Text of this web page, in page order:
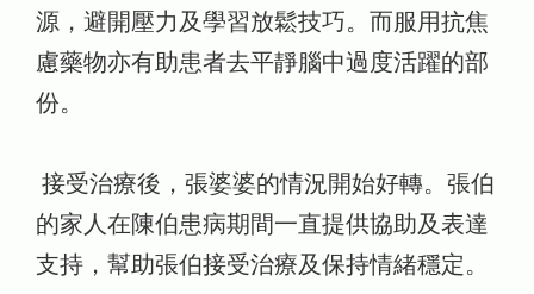
源，避開壓力及學習放鬆技巧。而服用抗焦
慮藥物亦有助患者去平靜腦中過度活躍的部
份。
接受治療後，張婆婆的情況開始好轉。張伯
的家人在陳伯患病期間一直提供協助及表達
支持，幫助張伯接受治療及保持情緒穩定。